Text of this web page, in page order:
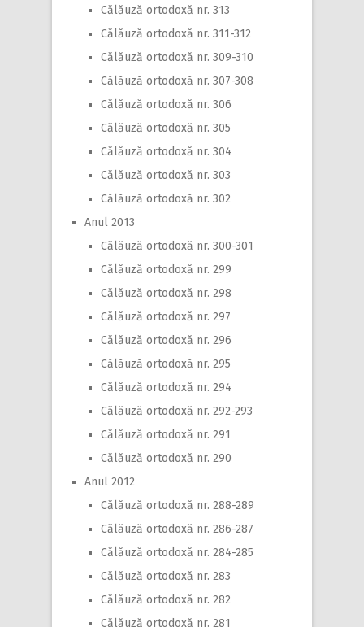
Călăuză ortodoxă nr. 313
Călăuză ortodoxă nr. 311-312
Călăuză ortodoxă nr. 309-310
Călăuză ortodoxă nr. 307-308
Călăuză ortodoxă nr. 306
Călăuză ortodoxă nr. 305
Călăuză ortodoxă nr. 304
Călăuză ortodoxă nr. 303
Călăuză ortodoxă nr. 302
Anul 2013
Călăuză ortodoxă nr. 300-301
Călăuză ortodoxă nr. 299
Călăuză ortodoxă nr. 298
Călăuză ortodoxă nr. 297
Călăuză ortodoxă nr. 296
Călăuză ortodoxă nr. 295
Călăuză ortodoxă nr. 294
Călăuză ortodoxă nr. 292-293
Călăuză ortodoxă nr. 291
Călăuză ortodoxă nr. 290
Anul 2012
Călăuză ortodoxă nr. 288-289
Călăuză ortodoxă nr. 286-287
Călăuză ortodoxă nr. 284-285
Călăuză ortodoxă nr. 283
Călăuză ortodoxă nr. 282
Călăuză ortodoxă nr. 281